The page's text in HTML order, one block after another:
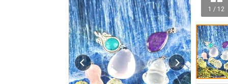
1 / 12